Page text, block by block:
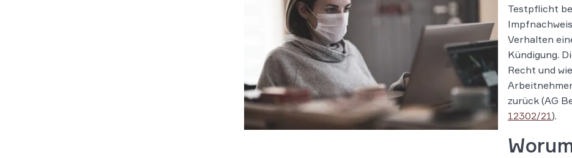
Testpflicht
Verhalten
Kündigung.
Recht und
zurück (AG
12302/21).